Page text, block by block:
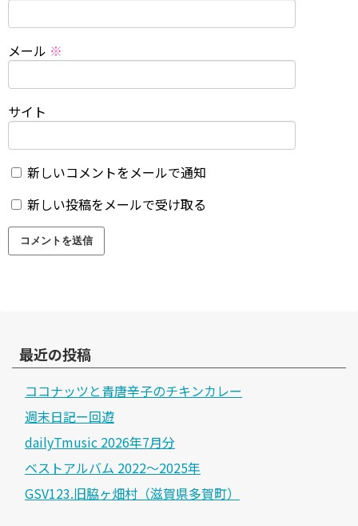
メール ※
サイト
新しいコメントをメールで通知
新しい投稿をメールで受け取る
最近の投稿
ココナッツと青唐辛子のチキンカレー
週末日記ー回遊
dailyTmusic 2026年7月分
ベストアルバム 2022～2025年
GSV123.旧脇ヶ畑村（滋賀県多賀町）